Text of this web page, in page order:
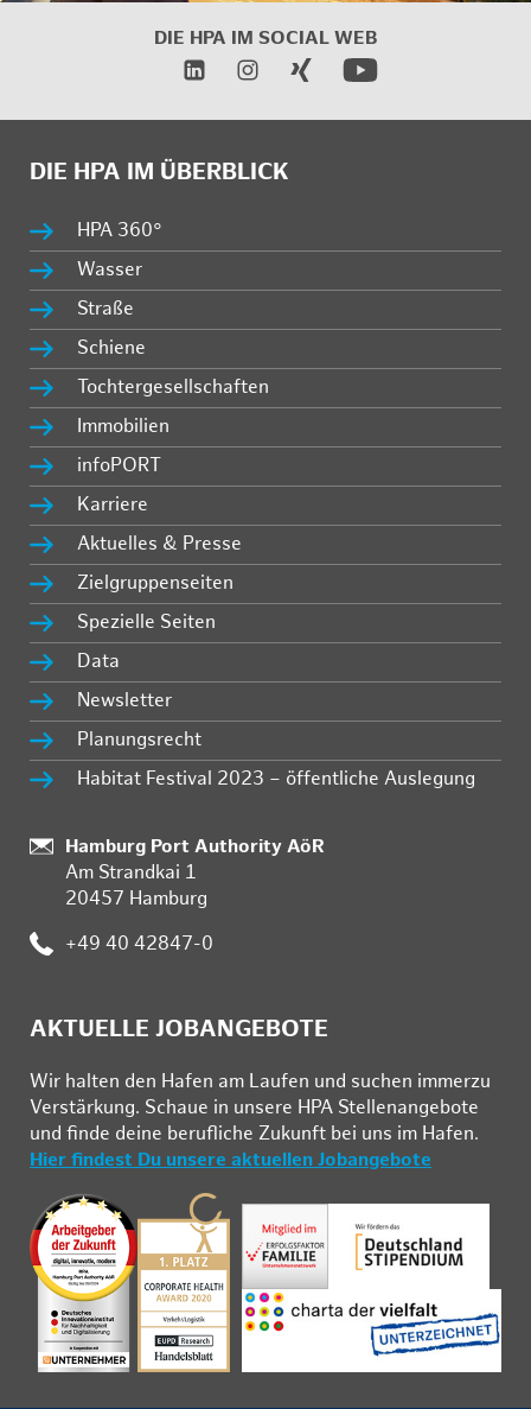
DIE HPA IM SOCIAL WEB
DIE HPA IM ÜBERBLICK
HPA 360°
Wasser
Straße
Schiene
Tochtergesellschaften
Immobilien
infoPORT
Karriere
Aktuelles & Presse
Zielgruppenseiten
Spezielle Seiten
Data
Newsletter
Planungsrecht
Habitat Festival 2023 – öffentliche Auslegung
:
Hamburg Port Authority AöR
Am Strandkai 1
20457 Hamburg
: +49 40 42847-0
AKTUELLE JOBANGEBOTE
Wir hal­ten den Ha­fen am Lau­fen und su­chen im­mer­zu
Ver­stär­kung. Schau­e in un­se­re HPA Stel­len­an­ge­bo­te
und fin­de deine be­ruf­li­che Zu­kunft bei uns im Ha­fen.
Hier findest Du unsere aktuellen Jobangebote